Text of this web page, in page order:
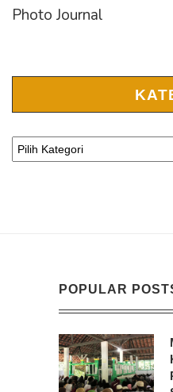
Photo Journal
POPULAR